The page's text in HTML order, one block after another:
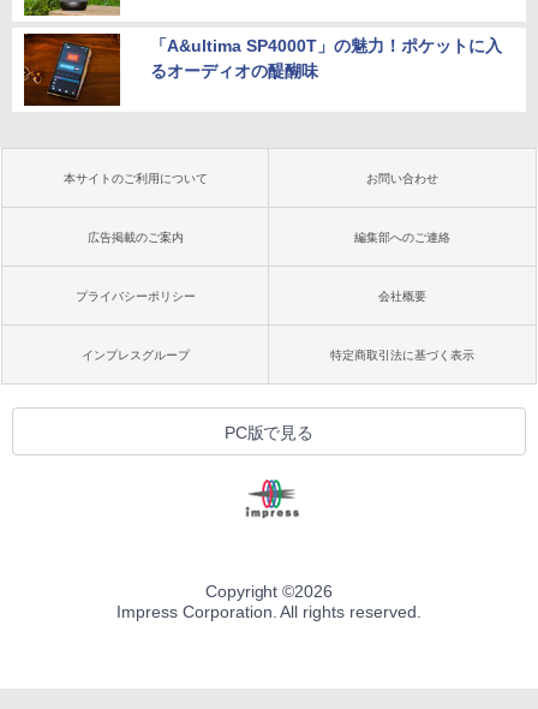
「A&ultima SP4000T」の魅力！ポケットに入
るオーディオの醍醐味
本サイトのご利用について お問い合わせ
広告掲載のご案内 編集部へのご連絡
プライバシーポリシー 会社概要
インプレスグループ 特定商取引法に基づく表示
PC版で見る
Copyright ©2026
Impress Corporation. All rights reserved.